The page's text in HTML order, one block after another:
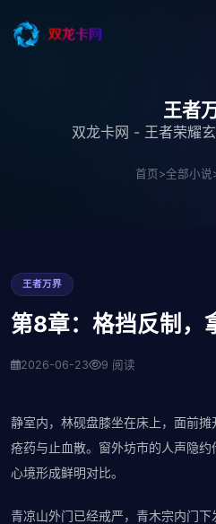
王者
双龙卡网 - 王者荣耀
首页>全部小说
王者万界
第8章：格挡反制，
2026-06-23 9 阅读
静室内，林砚盘膝坐在床上，面前
疮药与止血散。窗外坊市的人声隐
心境形成鲜明对比。
青凉山外门已经戒严，青木宗内门